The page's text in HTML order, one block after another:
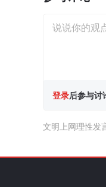
登录后参与讨
文明上网理性发